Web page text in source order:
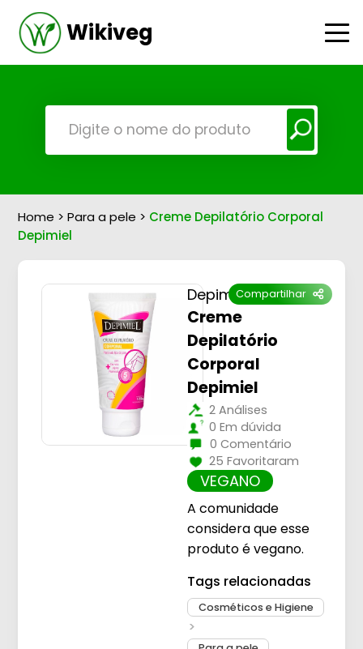
Wikiveg
Home >Para a pele > Creme Depilatório Corporal
Depimiel
Compartilhar
Depimiel
Creme
Depilatório
Corporal
Depimiel
2 Análises
0 Em dúvida
0 Comentário
25 Favoritaram
VEGANO
A comunidade
considera que esse
produto é vegano.
Tags relacionadas
Cosméticos e Higiene